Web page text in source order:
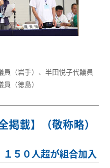
（岩手）、半田悦子代議員
（徳島）
掲載】（敬称略）
５０人超が組合加入